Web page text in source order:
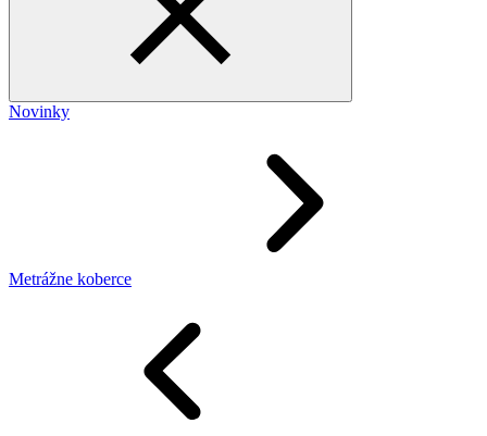
Novinky
Metrážne koberce